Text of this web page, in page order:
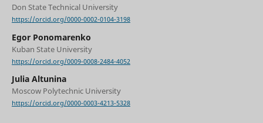
Don State Technical University
https://orcid.org/0000-0002-0104-3198
Egor Ponomarenko
Kuban State University
https://orcid.org/0009-0008-2484-4052
Julia Altunina
Moscow Polytechnic University
https://orcid.org/0000-0003-4213-5328